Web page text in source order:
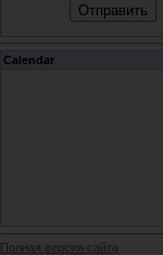
Отправить
Calendar
Полная версия сайта